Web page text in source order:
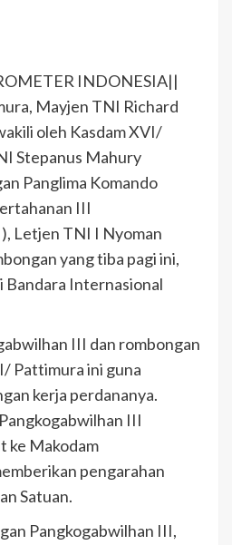
INDONESIA||
Mayjen TNI Richard
oleh Kasdam XVI/
Stepanus Mahury
Panglima Komando
III
Letjen TNI I Nyoman
yang tiba pagi ini,
Bandara Internasional
III dan rombongan
Pattimura ini guna
kerja perdananya.
III
ke Makodam
pengarahan
Satuan.
Pangkogabwilhan III,